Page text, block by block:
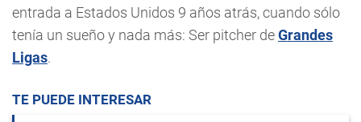
entrada a Estados Unidos 9 años atrás, cuando sólo
tenía un sueño y nada más: Ser pitcher deGrandes
Ligas.
TE PUEDE INTERESAR